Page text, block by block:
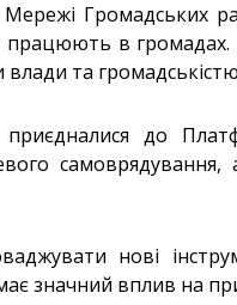
Громадських
працюють в
влади та
до
нові
значний вплив на